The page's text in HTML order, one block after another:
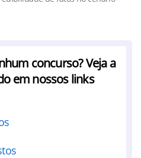
concurso? Veja a
em nossos links